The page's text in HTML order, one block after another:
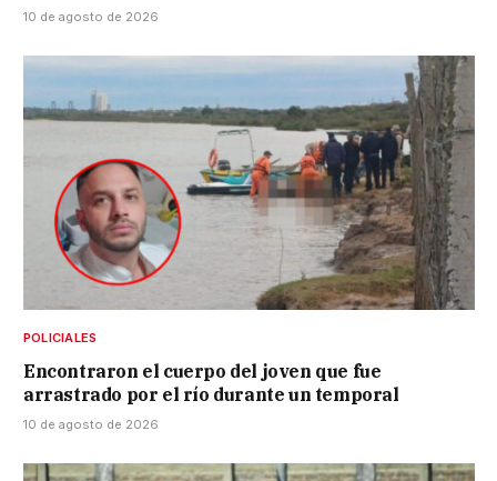
10 de agosto de 2026
POLICIALES
Encontraron el cuerpo del joven que fue
arrastrado por el río durante un temporal
10 de agosto de 2026